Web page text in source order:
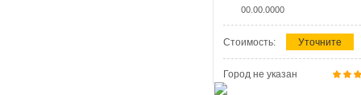
00.00.0000
Стоимость: Уточните
Город не указан